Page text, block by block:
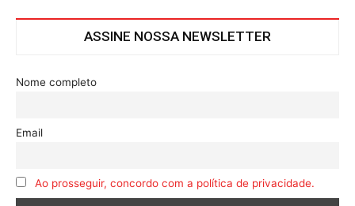
ASSINE NOSSA NEWSLETTER
Nome completo
Email
Ao prosseguir, concordo com a política de privacidade.